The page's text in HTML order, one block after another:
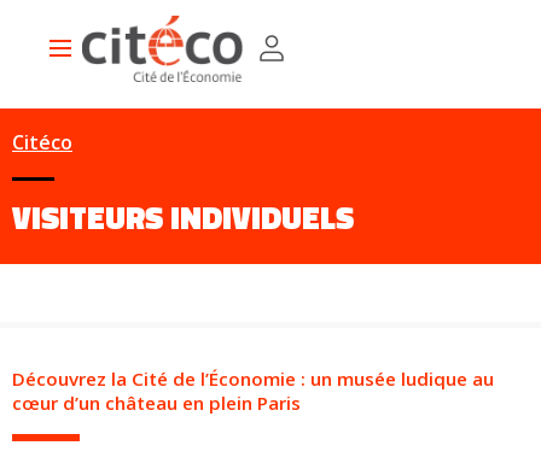
Main
Citéco
VISITEURS INDIVIDUELS
Découvrez la Cité de l’Économie : un musée ludique au
cœur d’un château en plein Paris
Panneau de gestion des cookies